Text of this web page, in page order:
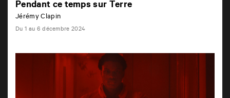
Pendant ce temps sur Terre
Jérémy Clapin
Du 1 au 6 décembre 2024